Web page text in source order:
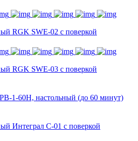
RGK SWE-02 с поверкой
RGK SWE-03 с поверкой
1-60Н, настольный (до 60 минут)
Интеграл С-01 с поверкой